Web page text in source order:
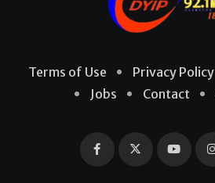
Terms of Use Privacy Policy
Jobs
Contact